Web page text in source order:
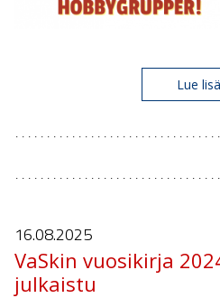
Lue
16.08.2025
VaSkin vuosikirja
julkaistu